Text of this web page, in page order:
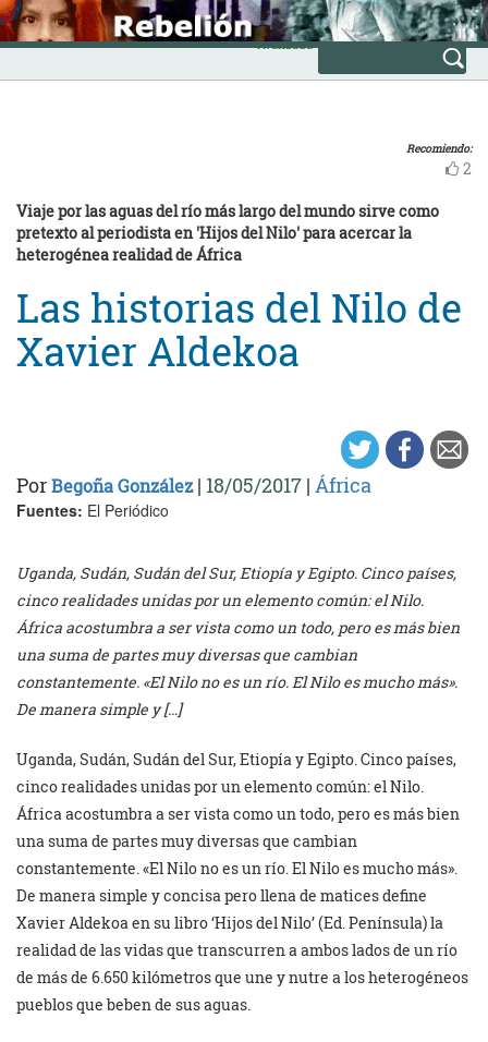
Skip
to
content
INICIO
Avanzada
Recomiendo:
2
Viaje por las aguas del río más largo del mundo sirve como
pretexto al periodista en 'Hijos del Nilo' para acercar la
heterogénea realidad de África
Las historias del Nilo de
Xavier Aldekoa
PorBegoña González| 18/05/2017 | África
Fuentes: El Periódico
Uganda, Sudán, Sudán del Sur, Etiopía y Egipto. Cinco países,
cinco realidades unidas por un elemento común: el Nilo.
África acostumbra a ser vista como un todo, pero es más bien
una suma de partes muy diversas que cambian
constantemente. «El Nilo no es un río. El Nilo es mucho más».
De manera simple y […]
Uganda, Sudán, Sudán del Sur, Etiopía y Egipto. Cinco países,
cinco realidades unidas por un elemento común: el Nilo.
África acostumbra a ser vista como un todo, pero es más bien
una suma de partes muy diversas que cambian
constantemente. «El Nilo no es un río. El Nilo es mucho más».
De manera simple y concisa pero llena de matices define
Xavier Aldekoa en su libro ‘Hijos del Nilo’ (Ed. Península) la
realidad de las vidas que transcurren a ambos lados de un río
de más de 6.650 kilómetros que une y nutre a los heterogéneos
pueblos que beben de sus aguas.